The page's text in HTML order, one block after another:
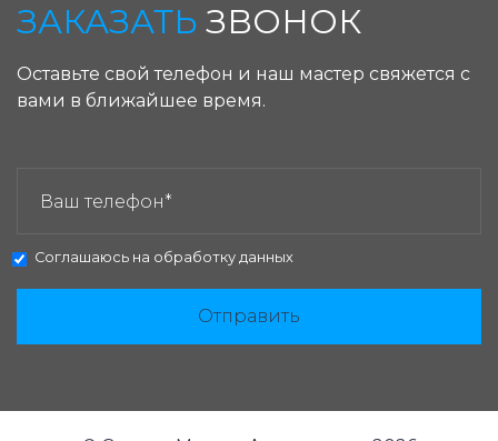
ЗАКАЗАТЬ ЗВОНОК
Оставьте свой телефон и наш мастер свяжется с
вами в ближайшее время.
Соглашаюсь на обработку данных
Отправить